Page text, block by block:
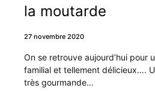
la moutarde
27 novembre 2020
On se retrouve aujourd’hui pour
familial et tellement délicieux….
très gourmande…